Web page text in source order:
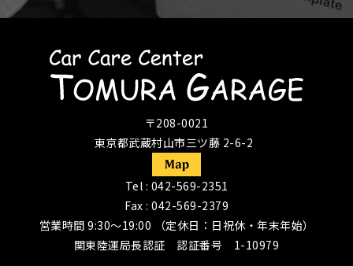
〒208-0021
東京都武蔵村山市三ツ藤 2-6-2
Tel : 042-569-2351
Fax : 042-569-2379
営業時間 9:30〜19:00 （定休日：日祝休・年末年始）
関東陸運局長認証 認証番号 1-10979